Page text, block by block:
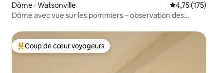
Dôme · Watsonville Note
4,75 (175)
Dôme avec vue sur les pommiers – observation des
Coup de cœur voyageurs parmi les plus aimés
Coup de cœur voyageurs